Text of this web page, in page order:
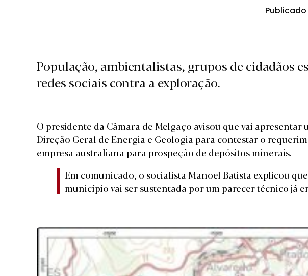
Publicado
População, ambientalistas, grupos de cidadãos
redes sociais contra a exploração.
O presidente da Câmara de Melgaço avisou que vai apresentar
Direção Geral de Energia e Geologia para contestar o
empresa australiana para prospeção de depósitos minerais.
Em comunicado, o socialista Manoel Batista explicou
município vai ser sustentada por um parecer técnico já